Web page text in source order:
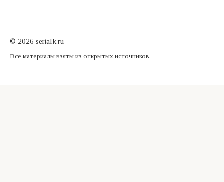
© 2026 serialk.ru
Все материалы взяты из открытых источников.